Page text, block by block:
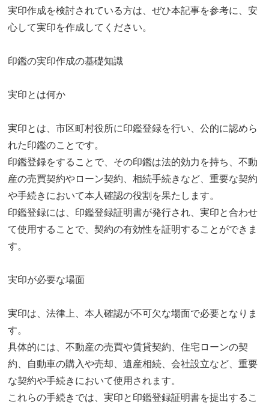
実印作成を検討されている方は、ぜひ本記事を参考に、安
心して実印を作成してください。
印鑑の実印作成の基礎知識
実印とは何か
実印とは、市区町村役所に印鑑登録を行い、公的に認めら
れた印鑑のことです。
印鑑登録をすることで、その印鑑は法的効力を持ち、不動
産の売買契約やローン契約、相続手続きなど、重要な契約
や手続きにおいて本人確認の役割を果たします。
印鑑登録には、印鑑登録証明書が発行され、実印と合わせ
て使用することで、契約の有効性を証明することができま
す。
実印が必要な場面
実印は、法律上、本人確認が不可欠な場面で必要となりま
す。
具体的には、不動産の売買や賃貸契約、住宅ローンの契
約、自動車の購入や売却、遺産相続、会社設立など、重要
な契約や手続きにおいて使用されます。
これらの手続きでは、実印と印鑑登録証明書を提出するこ